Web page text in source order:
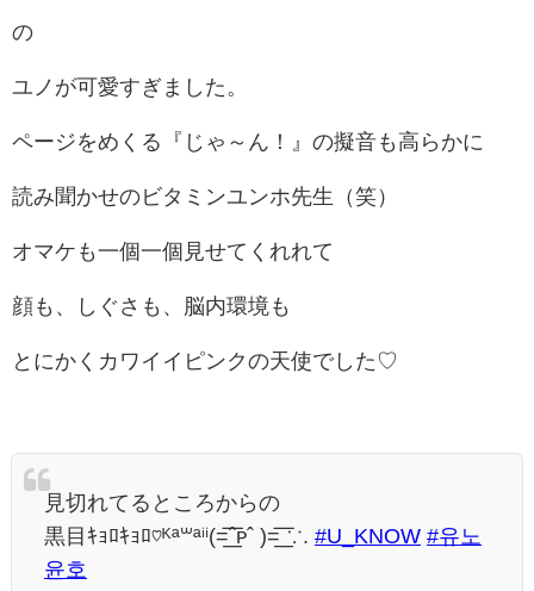
の
ユノが可愛すぎました。
ページをめくる『じゃ～ん！』の擬音も高らかに
読み聞かせのビタミンユンホ先生（笑）
オマケも一個一個見せてくれれて
顔も、しぐさも、脳内環境も
とにかくカワイイピンクの天使でした♡
見切れてるところからの
黒目ｷｮﾛｷｮﾛ♡ᴷª꒳ªⁱⁱ(=͟͟͞͞ˆᴘˆ )=͟͟͞͞​ ∵. #U_KNOW #유노
윤호